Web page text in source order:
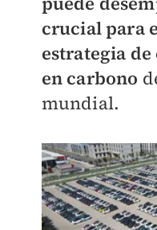
crucial para
estrategia
en carbono
mundial.